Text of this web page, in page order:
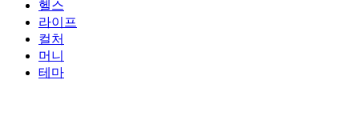
헬스
라이프
컬처
머니
테마